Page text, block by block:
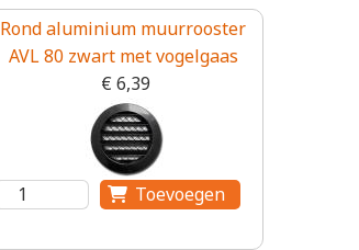
Rond aluminium muurrooster
AVL 80 zwart met vogelgaas
€ 6,39